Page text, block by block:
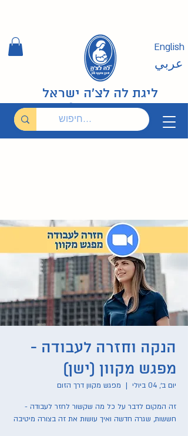
ליגת לה לצ'ה ישראל
English
عربي
הנקה וחזרה לעבודה -
מפגש מקוון (ישן)
יום ב׳, 04 ביולי
  |
מפגש מקוון דרך הזום
זה המקום לדבר על כל מה שקשור לחזר לעבודה -
חששות, שגרה חדשה ואיך עושות את זה בצורה מיטיבה